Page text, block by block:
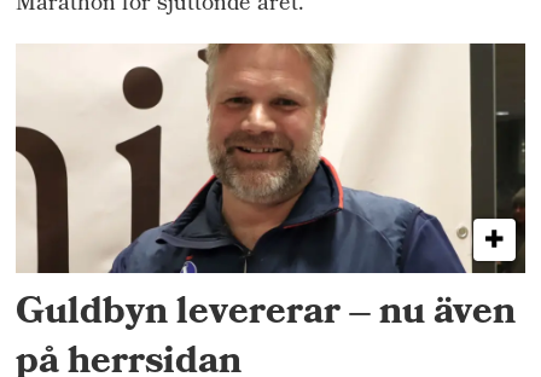
Guldbyn levererar – nu även
på herrsidan